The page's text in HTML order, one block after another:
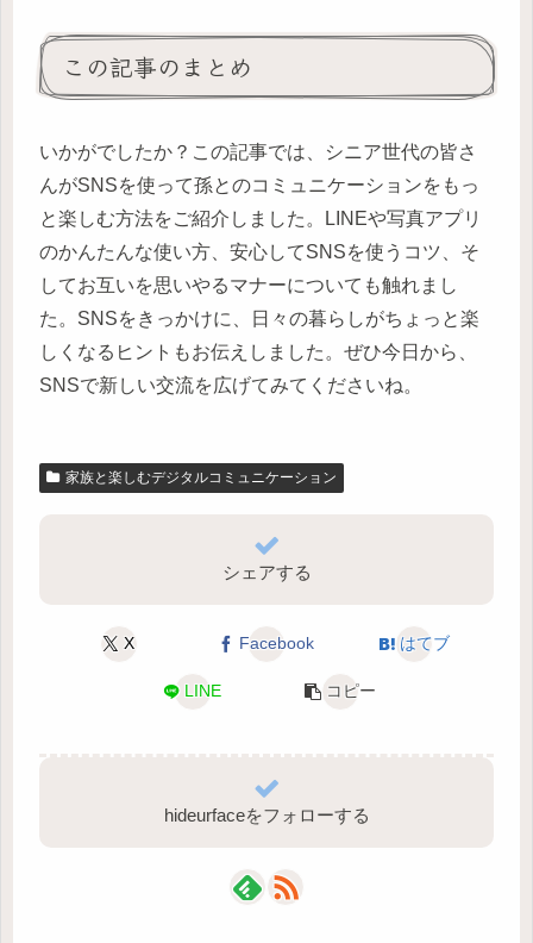
この記事のまとめ
いかがでしたか？この記事では、シニア世代の皆さ
んがSNSを使って孫とのコミュニケーションをもっ
と楽しむ方法をご紹介しました。LINEや写真アプリ
のかんたんな使い方、安心してSNSを使うコツ、そ
してお互いを思いやるマナーについても触れまし
た。SNSをきっかけに、日々の暮らしがちょっと楽
しくなるヒントもお伝えしました。ぜひ今日から、
SNSで新しい交流を広げてみてくださいね。
家族と楽しむデジタルコミュニケーション
シェアする
X Facebook はてブ
LINE コピー
hideurfaceをフォローする